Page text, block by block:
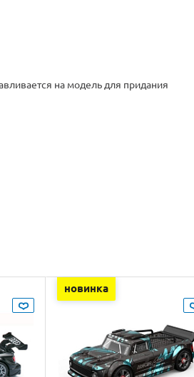
на модель для придания
новинка